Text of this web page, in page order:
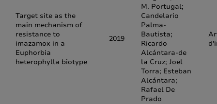
Target site as the
main mechanism of
resistance to
imazamox in a
Euphorbia
heterophylla biotype
2019
M. Portugal;
Candelario
Palma-
Bautista;
Ricardo
Alcántara-de
la Cruz; Joel
Torra; Esteban
Alcántara;
Rafael De
Prado